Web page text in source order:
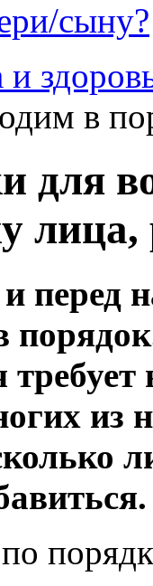
сыну?
и
в
для
лица,
перед
из